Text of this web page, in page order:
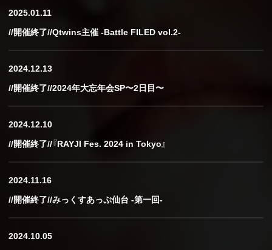
2025.01.11
//開催終了//Qtwins主催 -Battle FILED vol.2-
2024.12.13
//開催終了//2024年大忘年会SP〜2日目〜
2024.12.10
//開催終了//『RAYJI Fes. 2024 in Tokyo』
2024.11.16
//開催終了//みっくすあっぷ仙台 -第一回-
2024.10.05